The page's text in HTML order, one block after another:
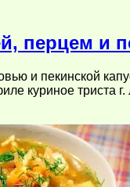
перцем и
и пекинской
куриное триста